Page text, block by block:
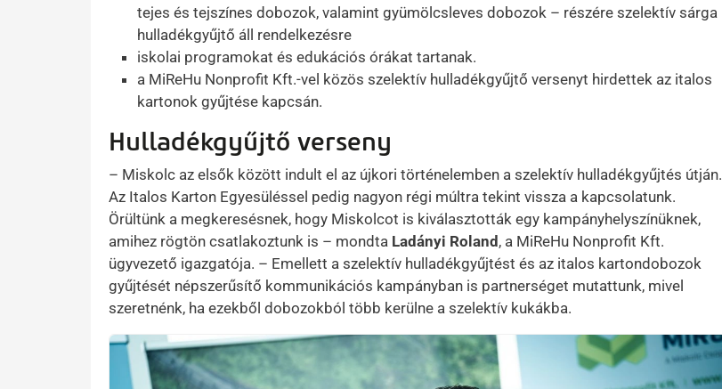
tejes és tejszínes dobozok, valamint gyümölcsleves dobozok – részére szelektív sárga
hulladékgyűjtő áll rendelkezésre
iskolai programokat és edukációs órákat tartanak.
a MiReHu Nonprofit Kft.-vel közös szelektív hulladékgyűjtő versenyt hirdettek az italos
kartonok gyűjtése kapcsán.
Hulladékgyűjtő verseny
– Miskolc az elsők között indult el az újkori történelemben a szelektív hulladékgyűjtés útján.
Az Italos Karton Egyesüléssel pedig nagyon régi múltra tekint vissza a kapcsolatunk.
Örültünk a megkeresésnek, hogy Miskolcot is kiválasztották egy kampányhelyszínüknek,
amihez rögtön csatlakoztunk is – mondta Ladányi Roland , a MiReHu Nonprofit Kft.
ügyvezető igazgatója. – Emellett a szelektív hulladékgyűjtést és az italos kartondobozok
gyűjtését népszerűsítő kommunikációs kampányban is partnerséget mutattunk, mivel
szeretnénk, ha ezekből dobozokból több kerülne a szelektív kukákba.
Kép